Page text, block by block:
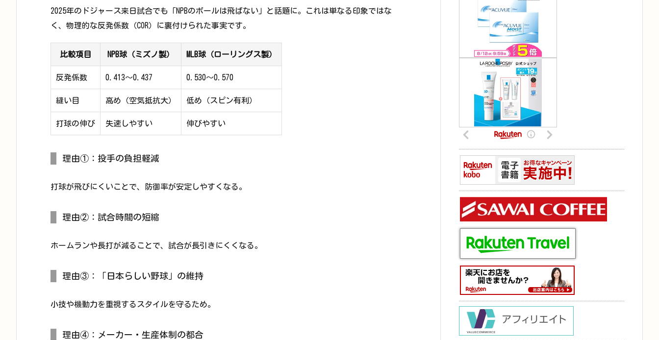
2025年のドジャース来日試合でも「NPBのボールは飛ばない」と話題に。これは単なる印象ではな
く、物理的な反発係数（COR）に裏付けられた事実です。
比較項目 NPB球（ミズノ製） MLB球（ローリングス製）
反発係数 0.413〜0.437 0.530〜0.570
縫い目 高め（空気抵抗大） 低め（スピン有利）
打球の伸び 失速しやすい 伸びやすい
理由①：投手の負担軽減
打球が飛びにくいことで、防御率が安定しやすくなる。
理由②：試合時間の短縮
ホームランや長打が減ることで、試合が長引きにくくなる。
理由③：「日本らしい野球」の維持
小技や機動力を重視するスタイルを守るため。
理由④：メーカー・生産体制の都合